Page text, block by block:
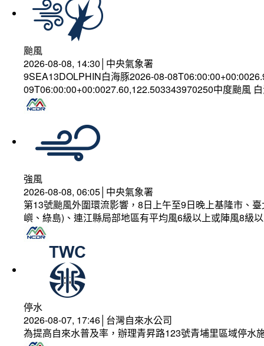
颱風
2026-08-08, 14:30│中央氣象署
9SEA13DOLPHIN白海豚2026-08-
09T06:00:00+00:0027.60,122.503343970250中度颱風
強風
2026-08-08, 06:05│中央氣象署
第13號颱風外圍環流影響，8日上午至9日晚上基隆市、
嶼、綠島)、連江縣局部地區有平均風6級以上或陣風8級
停水
2026-08-07, 17:46│台灣自來水公司
為提高自來水普及率，辦理青昇路123號青埔里區域停水